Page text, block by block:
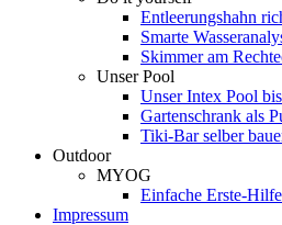
Ent­leerungs­hahn
Smarte
Skimmer am
Unser Pool
Unser Intex Pool bis
Gartenschrank als
Tiki-Bar selber
Outdoor
MYOG
Einfache Erste-
Impressum